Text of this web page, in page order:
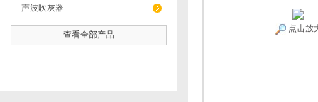
声波吹灰器
查看全部产品
点击放